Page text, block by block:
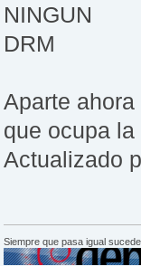
NINGUN
DRM
Aparte
que ocupa
Actualizado
Siempre que pasa igual